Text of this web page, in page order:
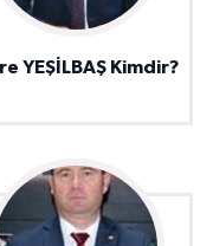
YEŞİLBAŞ Kimdir?